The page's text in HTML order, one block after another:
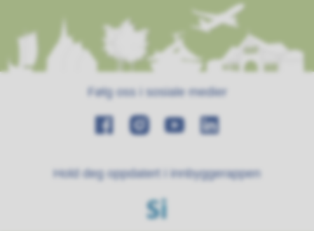
Følg oss i sosiale medier
Hold deg oppdatert i innbyggerappen